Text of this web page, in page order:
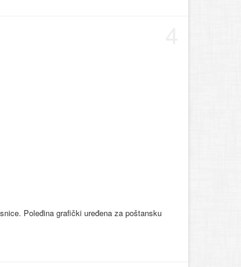
Poleđina grafički uređena za poštansku